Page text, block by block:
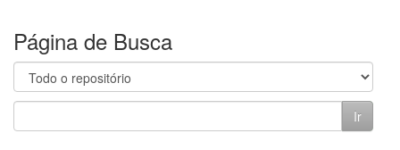
Página de Busca